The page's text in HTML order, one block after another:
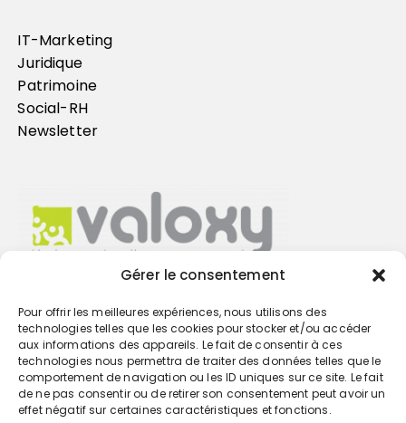
Gérer le consentement
Pour offrir les meilleures expériences, nous utilisons des
technologies telles que les cookies pour stocker et/ou accéder
aux informations des appareils. Le fait de consentir à ces
technologies nous permettra de traiter des données telles que le
comportement de navigation ou les ID uniques sur ce site. Le fait
de ne pas consentir ou de retirer son consentement peut avoir un
effet négatif sur certaines caractéristiques et fonctions.
IT-Marketing
Juridique
Patrimoine
Social-RH
Newsletter
Trouvez votre cabinet
GO